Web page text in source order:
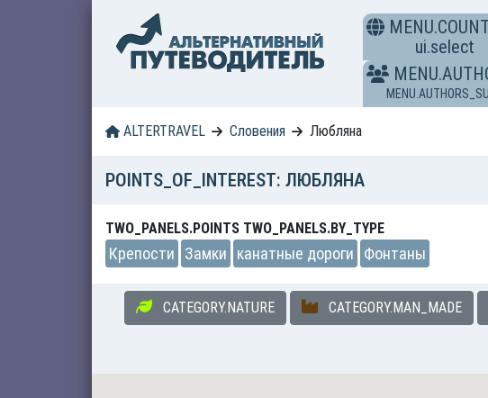
ui.select
ALTERTRAVEL Словения Любляна
POINTS_OF_INTEREST: ЛЮБЛЯНА
TWO_PANELS.POINTS TWO_PANELS.BY_TYPE
Крепости Замки канатные дороги Фонтаны
CATEGORY.NATURE CATEGORY.MAN_MADE